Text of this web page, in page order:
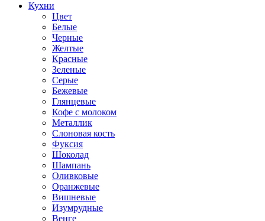
Кухни
Цвет
Белые
Черные
Желтые
Красные
Зеленые
Серые
Бежевые
Глянцевые
Кофе с молоком
Металлик
Слоновая кость
Фуксия
Шоколад
Шампань
Оливковые
Оранжевые
Вишневые
Изумрудные
Венге